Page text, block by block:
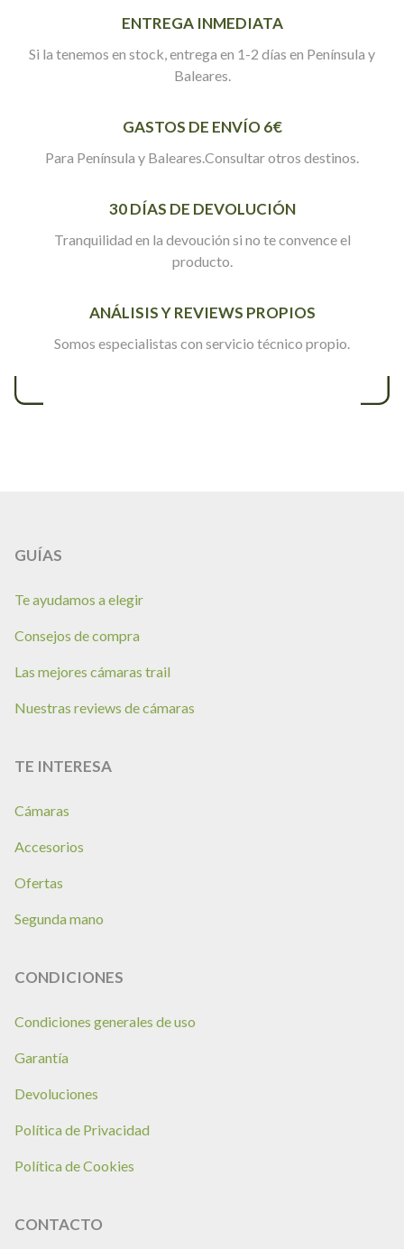
ENTREGA INMEDIATA
Si la tenemos en stock, entrega en 1-2 días en Península y
Baleares.
GASTOS DE ENVÍO 6€
Para Península y Baleares.Consultar otros destinos.
30 DÍAS DE DEVOLUCIÓN
Tranquilidad en la devoución si no te convence el
producto.
ANÁLISIS Y REVIEWS PROPIOS
Somos especialistas con servicio técnico propio.
GUÍAS
Te ayudamos a elegir
Consejos de compra
Las mejores cámaras trail
Nuestras reviews de cámaras
TE INTERESA
Cámaras
Accesorios
Ofertas
Segunda mano
CONDICIONES
Condiciones generales de uso
Garantía
Devoluciones
Política de Privacidad
Política de Cookies
CONTACTO